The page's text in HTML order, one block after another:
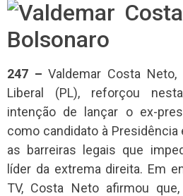
247 – Valdemar Costa
Liberal (PL), reforçou
intenção de lançar o ex-
como candidato à
as barreiras legais que
líder da extrema direita. Em
TV, Costa Neto afirmou